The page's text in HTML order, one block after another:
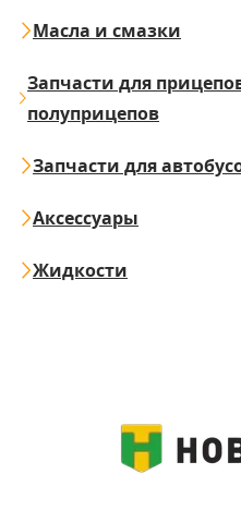
Масла и смазки
Запчасти для
полуприцепов
Запчасти для
Аксессуары
Жидкости